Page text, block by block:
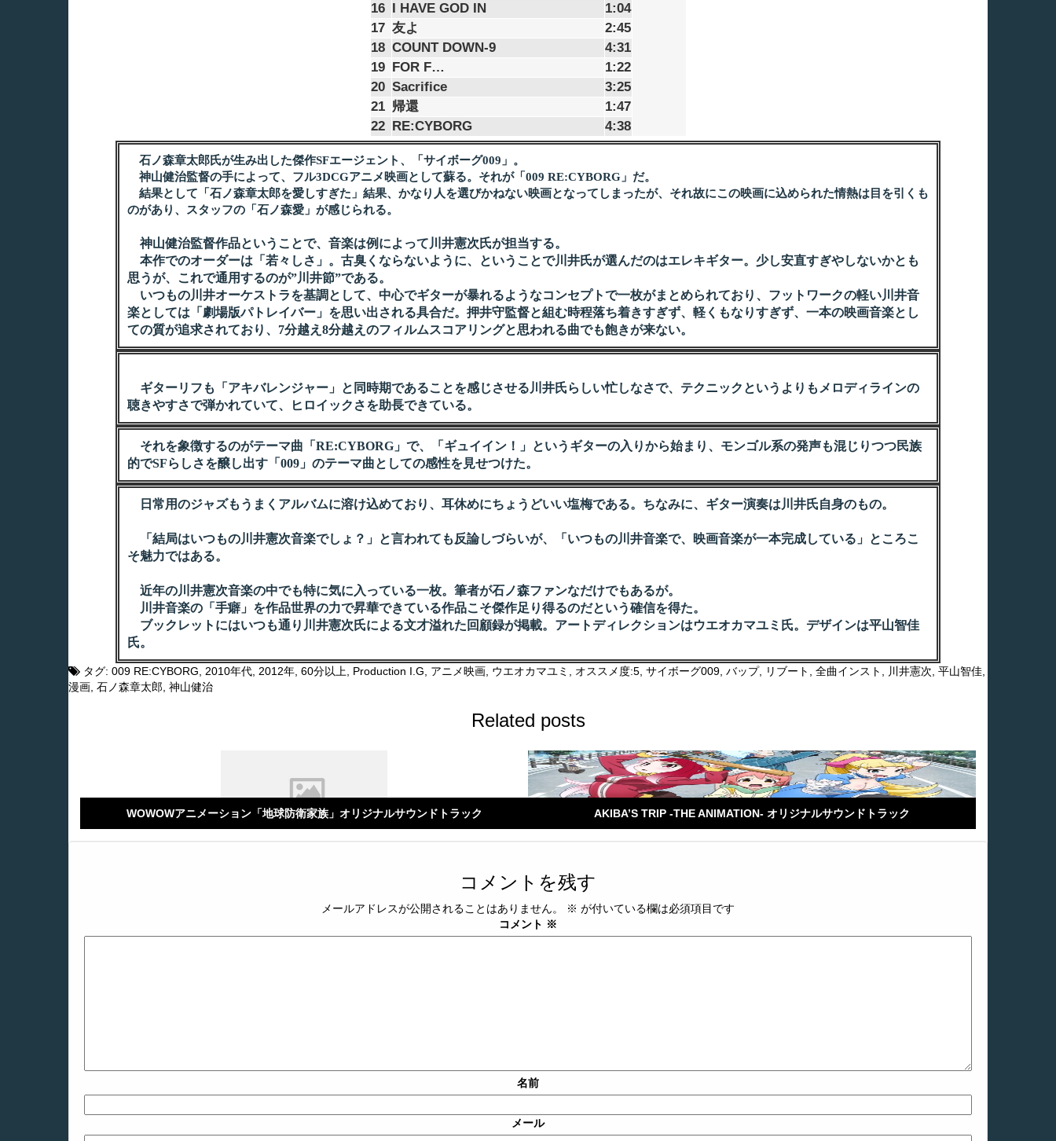
16 I HAVE GOD IN
1:04
17 友よ
2:45
18 COUNT DOWN-9
4:31
19 FOR F…
1:22
20 Sacrifice
3:25
21 帰還
1:47
22 RE:CYBORG 4:38
石ノ森章太郎氏が生み出した傑作SFエージェント、「サイボーグ009」。
神山健治監督の手によって、フル3DCGアニメ映画として蘇る。それが「009 RE:CYBORG」だ。
結果として「石ノ森章太郎を愛しすぎた」結果、かなり人を選びかねない映画となってしまったが、それ故にこの映画に込められた情熱は目を引くも
のがあり、スタッフの「石ノ森愛」が感じられる。
神山健治監督作品ということで、音楽は例によって川井憲次氏が担当する。
本作でのオーダーは「若々しさ」。古臭くならないように、ということで川井氏が選んだのはエレキギター。少し安直すぎやしないかとも
思うが、これで通用するのが”川井節”である。
いつもの川井オーケストラを基調として、中心でギターが暴れるようなコンセプトで一枚がまとめられており、フットワークの軽い川井音
楽としては「劇場版パトレイバー」を思い出される具合だ。押井守監督と組む時程落ち着きすぎず、軽くもなりすぎず、一本の映画音楽とし
ての質が追求されており、7分越え8分越えのフィルムスコアリングと思われる曲でも飽きが来ない。
ギターリフも「アキバレンジャー」と同時期であることを感じさせる川井氏らしい忙しなさで、テクニックというよりもメロディラインの
聴きやすさで弾かれていて、ヒロイックさを助長できている。
それを象徴するのがテーマ曲「RE:CYBORG」で、「ギュイイン！」というギターの入りから始まり、モンゴル系の発声も混じりつつ民族
的でSFらしさを醸し出す「009」のテーマ曲としての感性を見せつけた。
日常用のジャズもうまくアルバムに溶け込めており、耳休めにちょうどいい塩梅である。ちなみに、ギター演奏は川井氏自身のもの。
「結局はいつもの川井憲次音楽でしょ？」と言われても反論しづらいが、「いつもの川井音楽で、映画音楽が一本完成している」ところこ
そ魅力ではある。
近年の川井憲次音楽の中でも特に気に入っている一枚。筆者が石ノ森ファンなだけでもあるが。
川井音楽の「手癖」を作品世界の力で昇華できている作品こそ傑作足り得るのだという確信を得た。
ブックレットにはいつも通り川井憲次氏による文才溢れた回顧録が掲載。アートディレクションはウエオカマユミ氏。デザインは平山智佳
氏。
タグ: 009 RE:CYBORG 2010年代 2012年 60分以上 Production I.G アニメ映画 ウエオカマユミ オススメ度:5 サイボーグ009 バップ, リブート 全曲インスト 川井憲次 平山智佳
漫画 石ノ森章太郎 神山健治
Related posts
WOWOWアニメーション「地球防衛家族」オリジナルサウンドトラック AKIBA’S TRIP -THE ANIMATION- オリジナルサウンドトラック
コメントを残す
メールアドレスが公開されることはありません。 ※ が付いている欄は必須項目です
コメント ※
名前
メール